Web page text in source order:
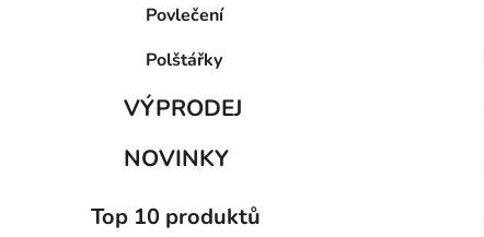
Povlečení
Polštářky
VÝPRODEJ
NOVINKY
Top 10 produktů